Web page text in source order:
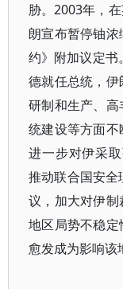
胁。2003年，
朗宣布暂停铀
约》附加议定书
德就任总统，
研制和生产、
统建设等方面
进一步对伊采
推动联合国安
议，加大对伊
地区局势不稳
愈发成为影响该